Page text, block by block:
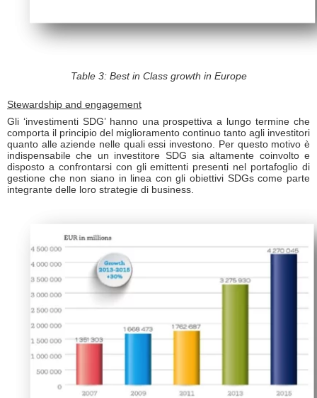
Table 3: Best in Class growth in Europe
Stewardship and engagement
Gli ‘investimenti SDG’ hanno una prospettiva a lungo termine che
comporta il principio del miglioramento continuo tanto agli investitori
quanto alle aziende nelle quali essi investono. Per questo motivo è
indispensabile che un investitore SDG sia altamente coinvolto e
disposto a confrontarsi con gli emittenti presenti nel portafoglio di
gestione che non siano in linea con gli obiettivi SDGs come parte
integrante delle loro strategie di business.